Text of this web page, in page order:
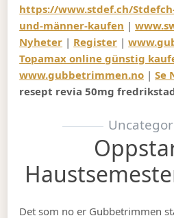
https://www.stdef.ch/
und-männer-kaufen |
Nyheter | Register |
Topamax online günstig
www.gubbetrimmen.no |Se
resept revia 50mg
Det som no er Gubbetrimmen